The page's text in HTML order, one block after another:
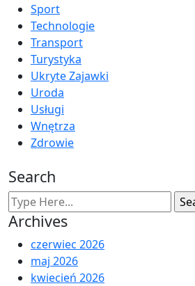
Sport
Technologie
Transport
Turystyka
Ukryte Zajawki
Uroda
Usługi
Wnętrza
Zdrowie
Search
Archives
czerwiec 2026
maj 2026
kwiecień 2026